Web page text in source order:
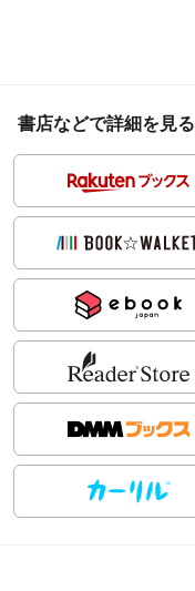
書店などで詳細を見る